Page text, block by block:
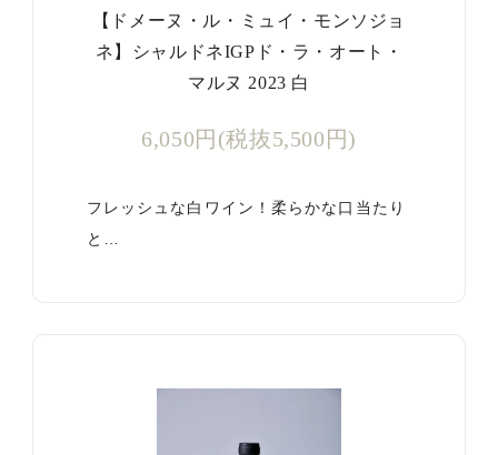
【ドメーヌ・ル・ミュイ・モンソジョ
ネ】シャルドネIGPド・ラ・オート・
マルヌ 2023 白
6,050円(税抜5,500円)
フレッシュな白ワイン！柔らかな口当たり
と…